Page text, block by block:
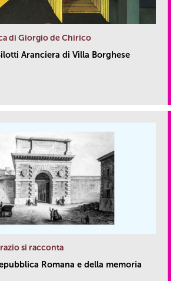
di Giorgio de Chirico
Aranciera di Villa Borghese
si racconta
Romana e della memoria